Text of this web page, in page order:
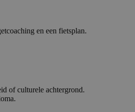
en een fietsplan.
of culturele achtergrond.